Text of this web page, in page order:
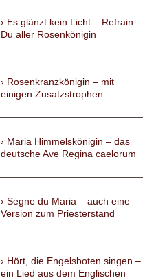
Es glänzt kein Licht – Refrain:
Du aller Rosenkönigin
Rosenkranzkönigin – mit
einigen Zusatzstrophen
Maria Himmelskönigin – das
deutsche Ave Regina caelorum
Segne du Maria – auch eine
Version zum Priesterstand
Hört, die Engelsboten singen –
ein Lied aus dem Englischen